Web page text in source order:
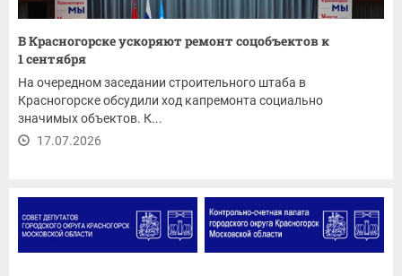
В Красногорске ускоряют ремонт соцобъектов к
1 сентября
На очередном заседании строительного штаба в
Красногорске обсудили ход капремонта социально
значимых объектов. К...
17.07.2026